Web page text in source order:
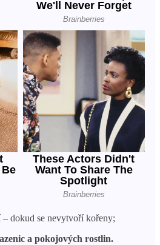
dokud se nevytvoří kořeny;
a pokojových rostlin.